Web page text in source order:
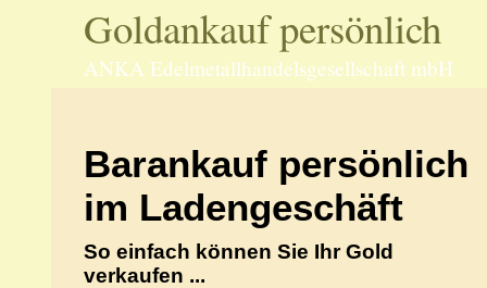
Goldankauf persönlich
ANKA Edelmetallhandelsgesellschaft mbH
Barankauf persönlich
im Ladengeschäft
So einfach können Sie Ihr Gold
verkaufen ...